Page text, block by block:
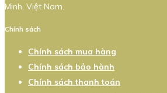
Minh, Việt Nam.
Chính sách
Chính sách mua hàng
Chính sách bảo hành
Chính sách thanh toán